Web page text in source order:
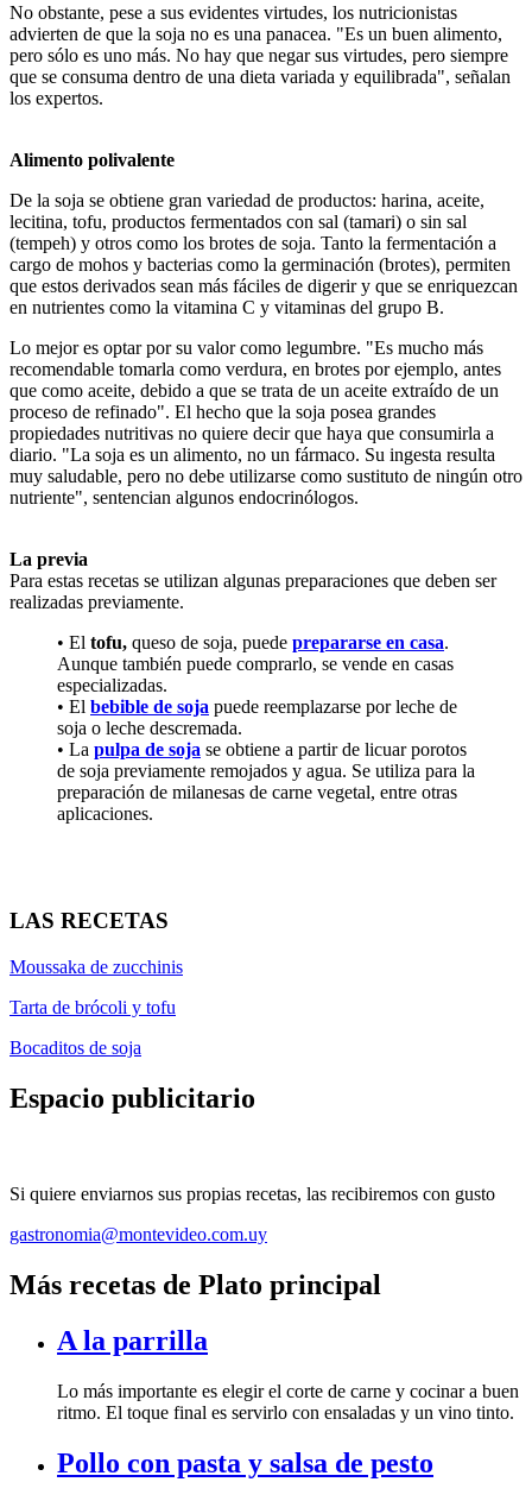
No obstante, pese a sus evidentes virtudes, los nutricionistas
advierten de que la soja no es una panacea. "Es un buen alimento,
pero sólo es uno más. No hay que negar sus virtudes, pero siempre
que se consuma dentro de una dieta variada y equilibrada", señalan
los expertos.
Alimento polivalente
De la soja se obtiene gran variedad de productos: harina, aceite,
lecitina, tofu, productos fermentados con sal (tamari) o sin sal
(tempeh) y otros como los brotes de soja. Tanto la fermentación a
cargo de mohos y bacterias como la germinación (brotes), permiten
que estos derivados sean más fáciles de digerir y que se enriquezcan
en nutrientes como la vitamina C y vitaminas del grupo B.
Lo mejor es optar por su valor como legumbre. "Es mucho más
recomendable tomarla como verdura, en brotes por ejemplo, antes
que como aceite, debido a que se trata de un aceite extraído de un
proceso de refinado". El hecho que la soja posea grandes
propiedades nutritivas no quiere decir que haya que consumirla a
diario. "La soja es un alimento, no un fármaco. Su ingesta resulta
muy saludable, pero no debe utilizarse como sustituto de ningún otro
nutriente", sentencian algunos endocrinólogos.
La previa
Para estas recetas se utilizan algunas preparaciones que deben ser
realizadas previamente.
• El tofu, queso de soja, puede prepararse en casa.
Aunque también puede comprarlo, se vende en casas
especializadas.
• El bebible de soja puede reemplazarse por leche de
soja o leche descremada.
• La pulpa de soja se obtiene a partir de licuar porotos
de soja previamente remojados y agua. Se utiliza para la
preparación de milanesas de carne vegetal, entre otras
aplicaciones.
LAS RECETAS
Moussaka de zucchinis
Tarta de brócoli y tofu
Bocaditos de soja
Espacio publicitario
Si quiere enviarnos sus propias recetas, las recibiremos con gusto
gastronomia@montevideo.com.uy
Más recetas de Plato principal
A la parrilla
Lo más importante es elegir el corte de carne y cocinar a buen
ritmo. El toque final es servirlo con ensaladas y un vino tinto.
Pollo con pasta y salsa de pesto